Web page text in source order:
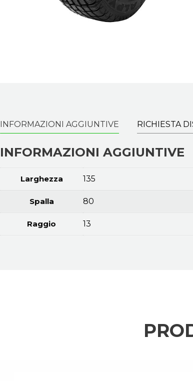
INFORMAZIONI AGGIUNTIVE RICHIESTA
INFORMAZIONI AGGIUNTIVE
Larghezza 135
Spalla 80
Raggio 13